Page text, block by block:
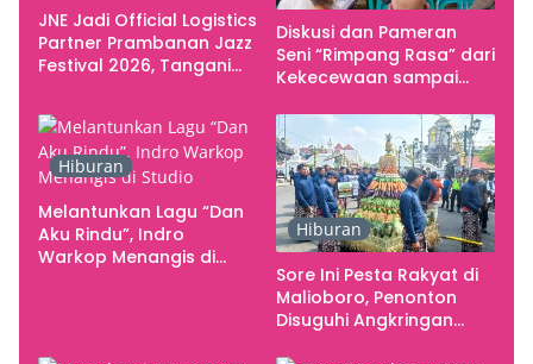
JNE Jadi Official Logistics
Partner Prambanan Jazz
Festival 2026, Tangani
Kebutuhan Konser
Diskusi dan Pameran
Seni “Rimpang Rasa” dari
Kekecewaan sampai
Yogyakarta sebagai
Pusat Pergerakan Seni
Rupa Indonesia
Hiburan
Melantunkan Lagu “Dan
Aku Rindu”, Indro
Warkop Menangis di
Hiburan
Sore Ini Pesta Rakyat di
Malioboro, Penonton
Disuguhi Angkringan